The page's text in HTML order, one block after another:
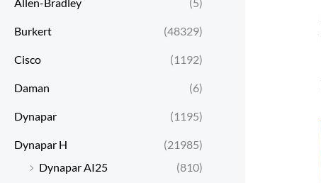
Burkert (48329)
Cisco (1192)
Daman (6)
Dynapar (1195)
Dynapar H
(21985)
Dynapar AI25
(810)